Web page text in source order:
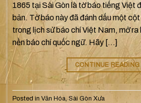
1865 tại Sài Gòn là tờ báo tiếng Việt
bản. Tờ báo này đã đánh dấu một
trong lịch sử báo chí Việt Nam, mở ra
nền báo chí quốc ngữ. Hãy […]
CONTINUE READING
Posted in Văn Hóa, Sài Gòn Xưa